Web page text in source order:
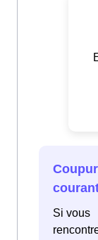
Si vous